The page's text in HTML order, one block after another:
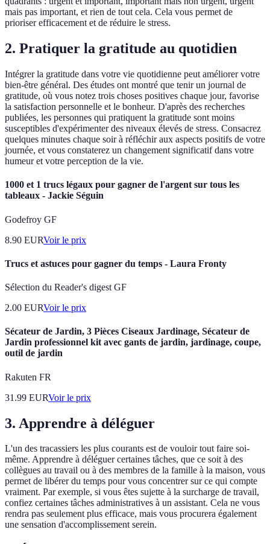
mais pas important, et rien de tout cela. Cela vous permet de
prioriser efficacement et de réduire le stress.
2. Pratiquer la gratitude au quotidien
Intégrer la gratitude dans votre vie quotidienne peut améliorer votre
bien-être général. Des études ont montré que tenir un journal de
gratitude, où vous notez trois choses positives chaque jour, favorise
la satisfaction personnelle et le bonheur. D'après des recherches
publiées, les personnes qui pratiquent la gratitude sont moins
susceptibles d'expérimenter des niveaux élevés de stress. Consacrez
quelques minutes chaque soir à réfléchir aux aspects positifs de votre
journée, et vous constaterez un changement significatif dans votre
humeur et votre perception de la vie.
1000 et 1 trucs légaux pour gagner de l'argent sur tous les
tableaux - Jackie Séguin
Godefroy GF
8.90 EURVoir le prix
Trucs et astuces pour gagner du temps - Laura Fronty
Sélection du Reader's digest GF
2.00 EURVoir le prix
Sécateur de Jardin, 3 Pièces Ciseaux Jardinage, Sécateur de
Jardin professionnel kit avec gants de jardin, jardinage, coupe,
outil de jardin
Rakuten FR
31.99 EURVoir le prix
3. Apprendre à déléguer
L'un des tracassiers les plus courants est de vouloir tout faire soi-
même. Apprendre à déléguer certaines tâches, que ce soit à des
collègues au travail ou à des membres de la famille à la maison, vous
permet de libérer du temps pour vous concentrer sur ce qui compte
vraiment. Par exemple, si vous êtes sujette à la surcharge de travail,
confiez certaines tâches administratives à un assistant. Cela ne vous
rendra pas seulement plus efficace, mais vous procurera également
une sensation d'accomplissement serein.